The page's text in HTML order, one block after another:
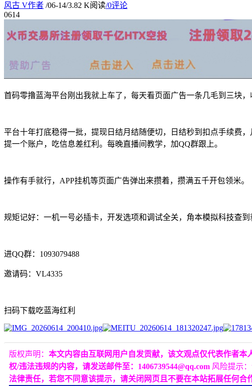
风古 V作者 /06-14/3.82 K阅读/0评论
0614
首码零撸蓝海平台刚出我就上车了，每天看页面广告一条几毛到三块
平台十年打底稳得一批，提现日结月结随便切，日结秒到扣点手续费
提一个账户，吃信息差红利。每晚直播间教学，加QQ群跟上。
操作有手就行，APP挂机等页面广告弹出来攒着，攒满五千开包领米。
规矩记好：一机一号必插卡，开发选项和调试全关，角本模拟科技查
进QQ群：1093079488
邀请码：VL4335
扫码下载吃蓝海红利
版权声明： 本文内容由互联网用户自发贡献，该文观点仅代表作者
权/违法违规的内容，请发送邮件至：1406739544@qq.com 风险提示：
法律责任，若您不同意该提示，请关闭网页且不要在本站拓展任何合